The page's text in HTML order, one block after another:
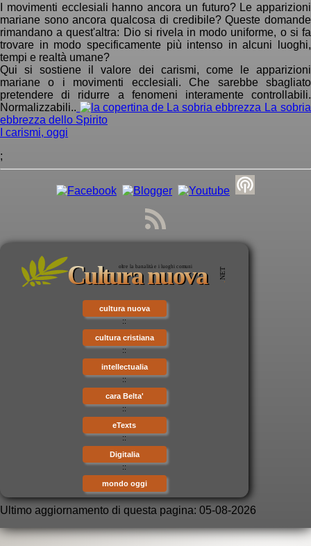
I movimenti ecclesiali hanno ancora un futuro? Le apparizioni
mariane sono ancora qualcosa di credibile? Queste domande
rimandano a quest'altra: Dio si rivela in modo uniforme, o si fa
trovare in modo specificamente più intenso in alcuni luoghi,
tempi e realtà umane?
Qui si sostiene il valore dei carismi, come le apparizioni
mariane o i movimenti ecclesiali. Che sarebbe sbagliato
pretendere di ridurre a fenomeni interamente controllabili.
Normalizzabili..
La sobria
ebbrezza dello Spirito
I carismi, oggi
;
cultura nuova
::
cultura cristiana
::
intellectualia
::
cara Belta'
::
eTexts
::
Digitalia
::
mondo oggi
Ultimo aggiornamento di questa pagina: 05-08-2026